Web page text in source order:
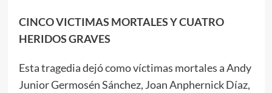
CINCO VICTIMAS MORTALES Y CUATRO
HERIDOS GRAVES
Esta tragedia dejó como víctimas mortales a Andy
Junior Germosén Sánchez, Joan Anphernick Díaz,